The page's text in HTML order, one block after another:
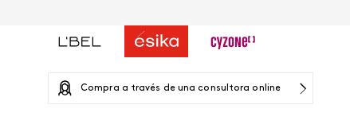
Compra a través de una consultora online